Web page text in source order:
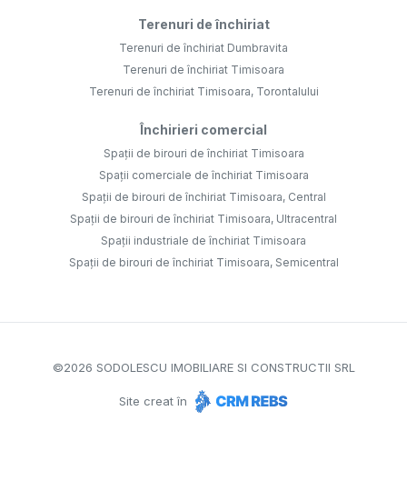
Terenuri de închiriat
Terenuri de închiriat Dumbravita
Terenuri de închiriat Timisoara
Terenuri de închiriat Timisoara, Torontalului
Închirieri comercial
Spații de birouri de închiriat Timisoara
Spații comerciale de închiriat Timisoara
Spații de birouri de închiriat Timisoara, Central
Spații de birouri de închiriat Timisoara, Ultracentral
Spații industriale de închiriat Timisoara
Spații de birouri de închiriat Timisoara, Semicentral
©2026 SODOLESCU IMOBILIARE SI CONSTRUCTII SRL
Site creat în